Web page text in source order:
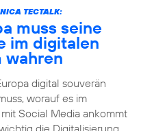
TECTALK:
muss seine
im digitalen
wahren
digital souverän
worauf es im
Social Media ankommt
die Digitalisierung